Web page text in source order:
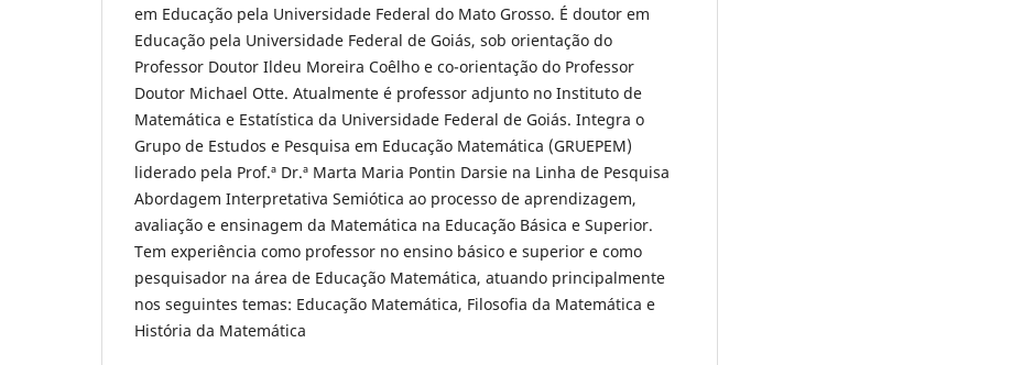
em Educação pela Universidade Federal do Mato Grosso. É doutor em
Educação pela Universidade Federal de Goiás, sob orientação do
Professor Doutor Ildeu Moreira Coêlho e co-orientação do Professor
Doutor Michael Otte. Atualmente é professor adjunto no Instituto de
Matemática e Estatística da Universidade Federal de Goiás. Integra o
Grupo de Estudos e Pesquisa em Educação Matemática (GRUEPEM)
liderado pela Prof.ª Dr.ª Marta Maria Pontin Darsie na Linha de Pesquisa
Abordagem Interpretativa Semiótica ao processo de aprendizagem,
avaliação e ensinagem da Matemática na Educação Básica e Superior.
Tem experiência como professor no ensino básico e superior e como
pesquisador na área de Educação Matemática, atuando principalmente
nos seguintes temas: Educação Matemática, Filosofia da Matemática e
História da Matemática